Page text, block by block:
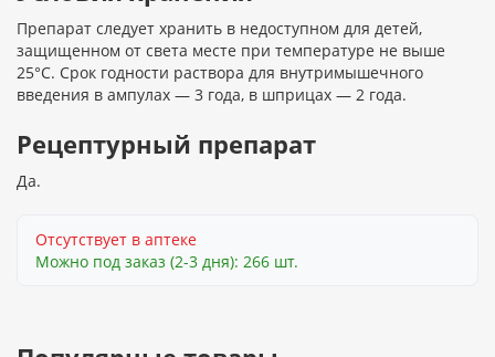
Препарат следует хранить в недоступном для детей,
защищенном от света месте при температуре не выше
25°С. Срок годности раствора для внутримышечного
введения в ампулах — 3 года, в шприцах — 2 года.
Рецептурный препарат
Да.
Отсутствует в аптеке
Можно под заказ (2-3 дня): 266 шт.